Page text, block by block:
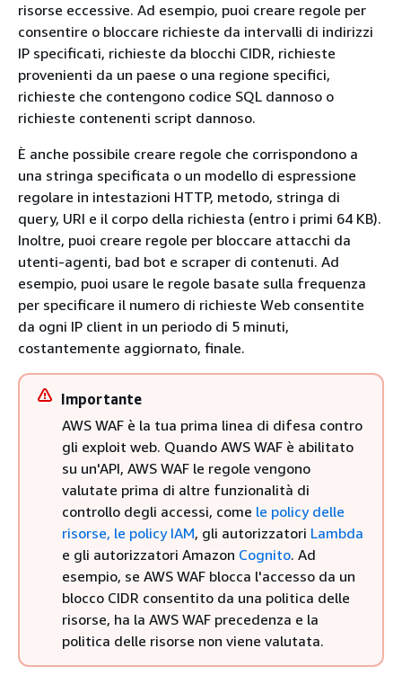
risorse eccessive. Ad esempio, puoi creare regole per
consentire o bloccare richieste da intervalli di indirizzi
IP specificati, richieste da blocchi CIDR, richieste
provenienti da un paese o una regione specifici,
richieste che contengono codice SQL dannoso o
richieste contenenti script dannoso.
È anche possibile creare regole che corrispondono a
una stringa specificata o un modello di espressione
regolare in intestazioni HTTP, metodo, stringa di
query, URI e il corpo della richiesta (entro i primi 64 KB).
Inoltre, puoi creare regole per bloccare attacchi da
utenti-agenti, bad bot e scraper di contenuti. Ad
esempio, puoi usare le regole basate sulla frequenza
per specificare il numero di richieste Web consentite
da ogni IP client in un periodo di 5 minuti,
costantemente aggiornato, finale.
Importante
AWS WAF è la tua prima linea di difesa contro
gli exploit web. Quando AWS WAF è abilitato
su un'API, AWS WAF le regole vengono
valutate prima di altre funzionalità di
controllo degli accessi, come le policy delle
risorse, le policy IAM, gli autorizzatori Lambda
e gli autorizzatori Amazon Cognito. Ad
esempio, se AWS WAF blocca l'accesso da un
blocco CIDR consentito da una politica delle
risorse, ha la AWS WAF precedenza e la
politica delle risorse non viene valutata.